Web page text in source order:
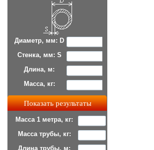
Диаметр, мм: D
Стенка, мм: S
Длина, м:
Масса, кг:
Масса 1 метра, кг:
Масса трубы, кг:
Длина трубы, м: